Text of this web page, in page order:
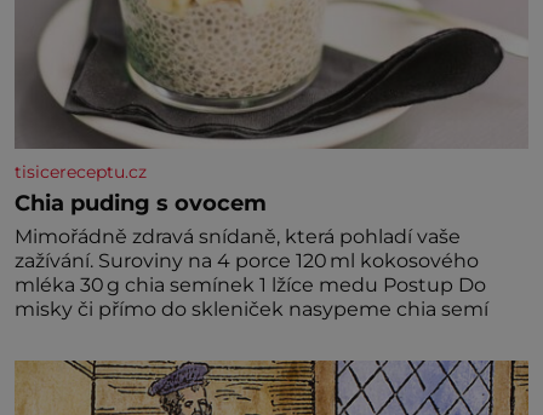
tisicereceptu.cz
Chia puding s ovocem
Mimořádně zdravá snídaně, která pohladí vaše
zažívání. Suroviny na 4 porce 120 ml kokosového
mléka 30 g chia semínek 1 lžíce medu Postup Do
misky či přímo do skleniček nasypeme chia semí